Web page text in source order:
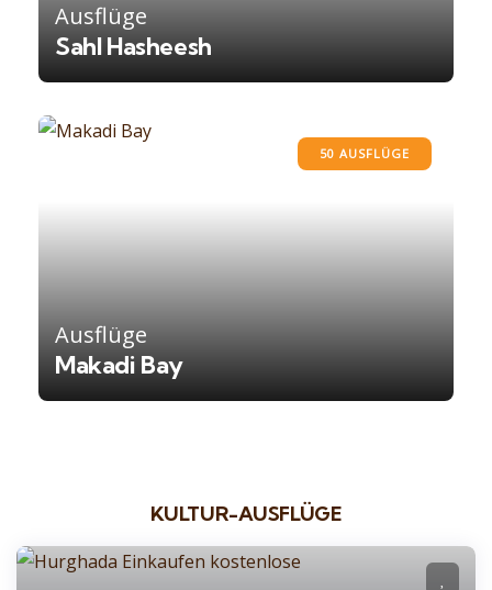
Ausflüge
Sahl Hasheesh
50 AUSFLÜGE
Ausflüge
Makadi Bay
KULTUR-AUSFLÜGE